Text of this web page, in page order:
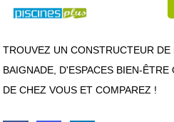
TROUVEZ UN CONSTRUCTEUR
BAIGNADE, D'ESPACES BIEN-
DE CHEZ VOUS ET COMPAREZ !